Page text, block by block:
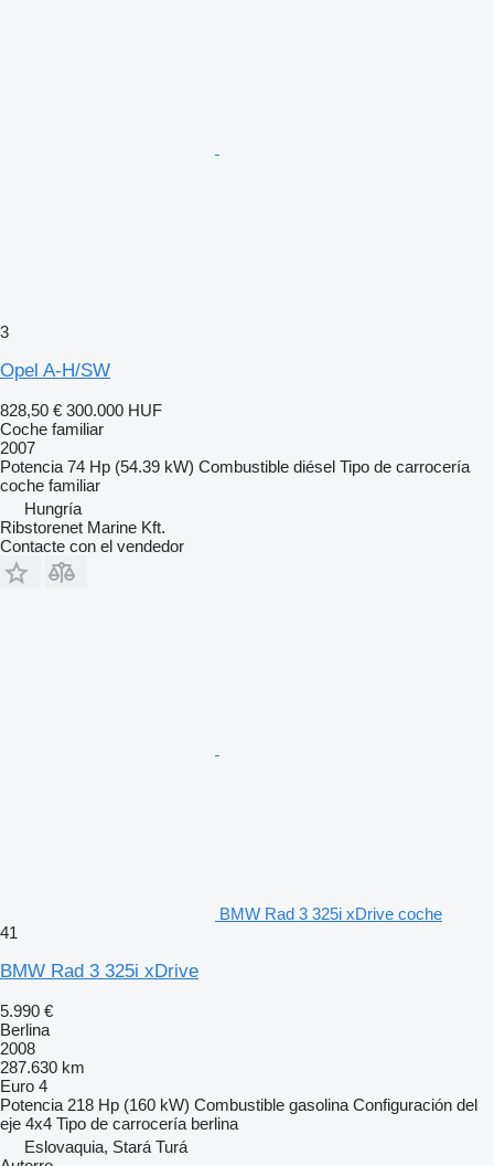
3
Opel A-H/SW
828,50 € 300.000 HUF
Coche familiar
2007
Potencia 74 Hp (54.39 kW) Combustible diésel Tipo de carrocería
coche familiar
Hungría
Ribstorenet Marine Kft.
Contacte con el vendedor
BMW Rad 3 325i xDrive coche
41
BMW Rad 3 325i xDrive
5.990 €
Berlina
2008
287.630 km
Euro 4
Potencia 218 Hp (160 kW) Combustible gasolina Configuración del
eje 4x4 Tipo de carrocería berlina
Eslovaquia, Stará Turá